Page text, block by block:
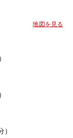
地図を見る